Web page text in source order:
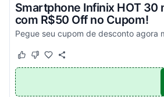
Smartphone Infinix HOT 30
com R$50 Off no Cupom!
Este cupom funcionou
Este cupom não funcionou